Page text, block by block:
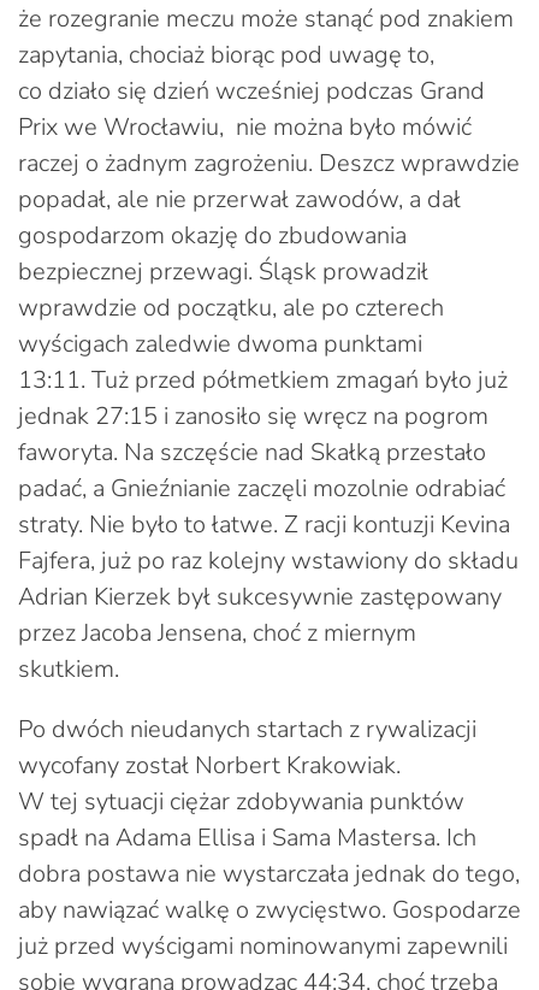
że rozegranie meczu może stanąć pod znakiem
zapytania, chociaż biorąc pod uwagę to,
co działo się dzień wcześniej podczas Grand
Prix we Wrocławiu, nie można było mówić
raczej o żadnym zagrożeniu. Deszcz wprawdzie
popadał, ale nie przerwał zawodów, a dał
gospodarzom okazję do zbudowania
bezpiecznej przewagi. Śląsk prowadził
wprawdzie od początku, ale po czterech
wyścigach zaledwie dwoma punktami
13:11. Tuż przed półmetkiem zmagań było już
jednak 27:15 i zanosiło się wręcz na pogrom
faworyta. Na szczęście nad Skałką przestało
padać, a Gnieźnianie zaczęli mozolnie odrabiać
straty. Nie było to łatwe. Z racji kontuzji Kevina
Fajfera, już po raz kolejny wstawiony do składu
Adrian Kierzek był sukcesywnie zastępowany
przez Jacoba Jensena, choć z miernym
skutkiem.
Po dwóch nieudanych startach z rywalizacji
wycofany został Norbert Krakowiak.
W tej sytuacji ciężar zdobywania punktów
spadł na Adama Ellisa i Sama Mastersa. Ich
dobra postawa nie wystarczała jednak do tego,
aby nawiązać walkę o zwycięstwo. Gospodarze
już przed wyścigami nominowanymi zapewnili
sobie wygraną prowadząc 44:34, choć trzeba